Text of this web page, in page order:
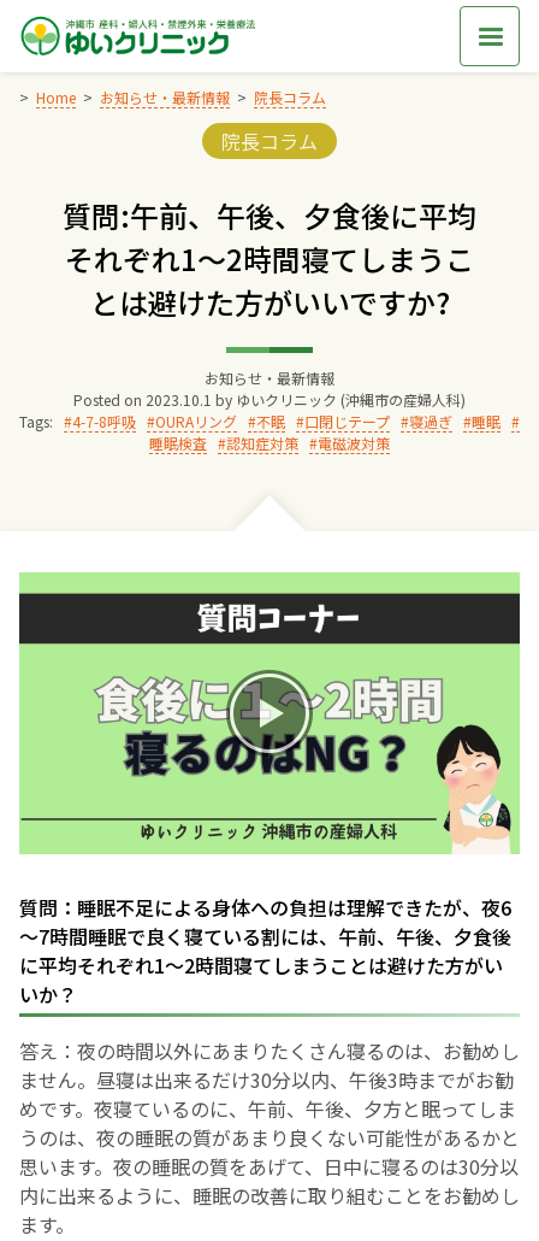
Skip
content
Home お知らせ・最新情報 院長コラム
Categories:
院長コラム
質問:午前、午後、夕食後に平均
それぞれ1～2時間寝てしまうこ
とは避けた方がいいですか?
お知らせ・最新情報
Posted on 2023.10.1 by ゆいクリニック (沖縄市の産婦人科)
Tags:
4-7-8呼吸 OURAリング 不眠 口閉じテープ 寝過ぎ
睡眠
睡眠検査
認知症対策 電磁波対策
質問：睡眠不足による身体への負担は理解できたが、夜6
～7時間睡眠で良く寝ている割には、午前、午後、夕食後
に平均それぞれ1～2時間寝てしまうことは避けた方がい
いか？
答え：夜の時間以外にあまりたくさん寝るのは、お勧めし
ません。昼寝は出来るだけ30分以内、午後3時までがお勧
めです。夜寝ているのに、午前、午後、夕方と眠ってしま
うのは、夜の睡眠の質があまり良くない可能性があるかと
思います。夜の睡眠の質をあげて、日中に寝るのは30分以
内に出来るように、睡眠の改善に取り組むことをお勧めし
ます。
交通アクセス
院長からのごあいさつ
ゆいクリニックの経営理念
診療料金
妊婦健診
お産について
母乳育児
その他の診療内容
‘さんルーム’ でさまざまな講座・クラス
遠方にお住まいで当院での出産を希望される方へ
医師プロフィール
English Page